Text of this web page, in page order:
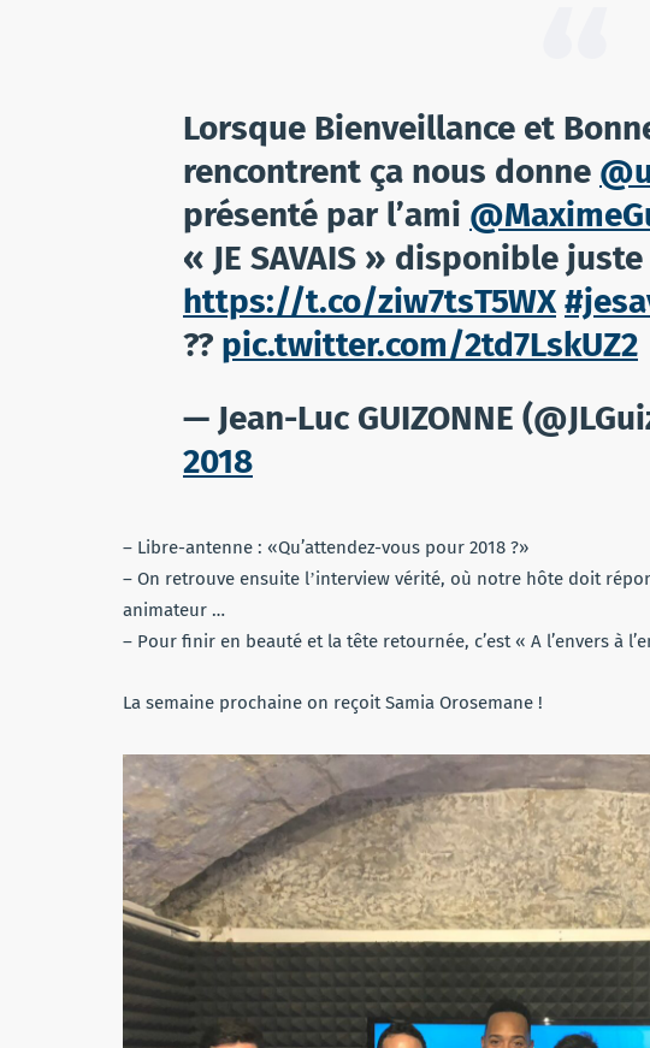
Lorsque Bienveillance et
rencontrent ça nous donne
présenté par l’ami
« JE SAVAIS » disponible
https://t.co/ziw7tsT5WX
?? pic.twitter.com/2td7LskUZ2
— Jean-Luc GUIZONNE
2018
– Libre-antenne : «Qu’attendez-vous pour 2018 ?»
– On retrouve ensuite lʼinterview vérité, où notre hôte doit
animateur …
– Pour finir en beauté et la tête retournée, c’est « A l’envers à
La semaine prochaine on reçoit Samia Orosemane !